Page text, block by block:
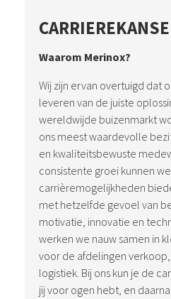
Waarom Merinox?
Wij zijn ervan overtuigd dat
leveren van de juiste
wereldwijde buizenmarkt
ons meest waardevolle
en kwaliteitsbewuste
consistente groei kunnen
carrièremogelijkheden
met hetzelfde gevoel van
motivatie, innovatie en
werken we nauw samen in
voor de afdelingen
logistiek. Bij ons kun je de
jij voor ogen hebt, en